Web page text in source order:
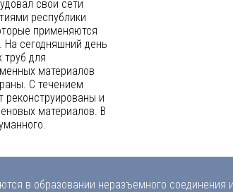
свои сети
республики
применяются
На сегодняшний день
для
материалов
С течением
и
материалов. В
в образовании неразъемного соединения